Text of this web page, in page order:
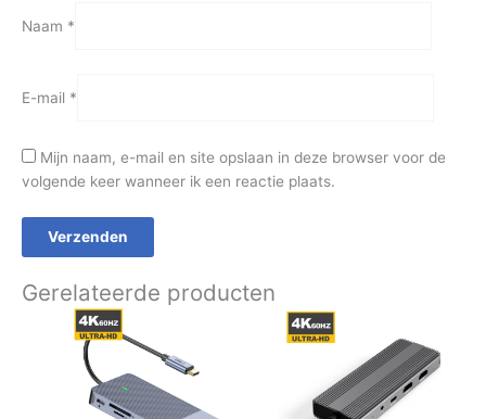
Naam *
E-mail *
Mijn naam, e-mail en site opslaan in deze browser voor de
volgende keer wanneer ik een reactie plaats.
Gerelateerde producten